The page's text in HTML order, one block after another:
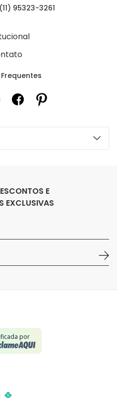
95323-3261
E
EXCLUSIVAS
por